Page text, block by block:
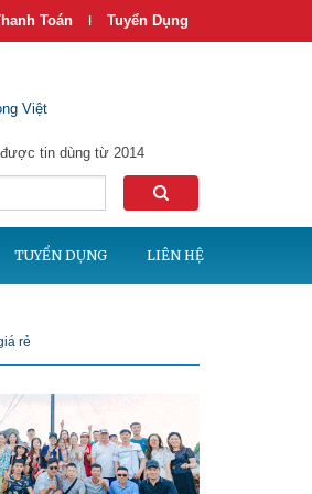
Toán | Tuyển Dụng
Việt
tin dùng từ 2014
TUYỂN DỤNG LIÊN HỆ
rẻ